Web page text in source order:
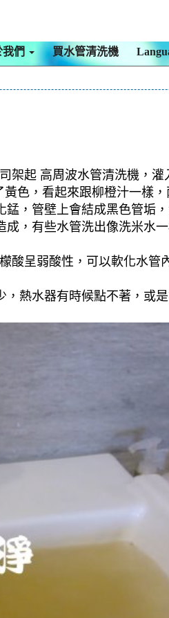
我們 買水管清洗機
起 高周波水管清洗機，
色，看起來跟柳橙汁一樣
，管壁上會結成黑色管垢
，有些水管洗出像洗米水
酸呈弱酸性，可以軟化水管
熱水器有時候點不著，或